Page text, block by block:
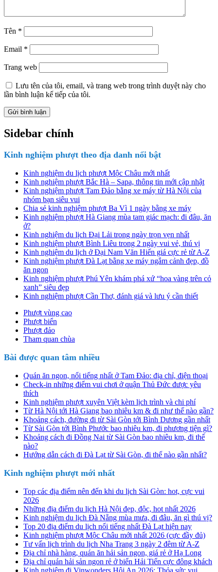
Tên *
Email *
Trang web
Lưu tên của tôi, email, và trang web trong trình duyệt này cho
lần bình luận kế tiếp của tôi.
Sidebar chính
Kinh nghiệm phượt theo địa danh nổi bật
Kinh nghiệm du lịch phượt Mộc Châu mới nhất
Kinh nghiệm phượt Bắc Hà – Sapa, thông tin mới cập nhật
Kinh nghiệm phượt Tam Đảo bằng xe máy từ Hà Nội của
nhóm bạn siêu vui
Chia sẻ kinh nghiệm phượt Ba Vì 1 ngày bằng xe máy
Kinh nghiệm phượt Hà Giang mùa tam giác mạch: đi đâu, ăn
ở?
Kinh nghiệm du lịch Đại Lải trong ngày trọn vẹn nhất
Kinh nghiệm phượt Bình Liêu trong 2 ngày vui vẻ, thú vị
Kinh nghiệm du lịch ở Đại Nam Văn Hiến giá cực rẻ từ A-Z
Kinh nghiệm phượt Đà Lạt bằng xe máy ngắm cảnh đẹp, đồ
ăn ngon
Kinh nghiệm phượt Phú Yên khám phá xứ “hoa vàng trên cỏ
xanh” siêu đẹp
Kinh nghiệm phượt Cần Thơ, đánh giá và lưu ý cần thiết
Phượt vùng cao
Phượt biển
Phượt đảo
Tham quan chùa
Bài được quan tâm nhiều
Quán ăn ngon, nổi tiếng nhất ở Tam Đảo: địa chỉ, điện thoại
Check-in những điểm vui chơi ở quận Thủ Đức được yêu
thích
Kinh nghiệm phượt xuyên Việt kèm lịch trình và chi phí
Từ Hà Nội tới Hà Giang bao nhiêu km & đi như thế nào gần?
Khoảng cách, đường đi từ Sài Gòn tới Bình Dương gần nhất
Từ Sài Gòn tới Bình Phước bao nhiêu km, đi phương tiện gì?
Khoảng cách đi Đồng Nai từ Sài Gòn bao nhiêu km, đi thế
nào?
Hướng dẫn cách đi Đà Lạt từ Sài Gòn, đi thế nào gần nhất?
Kinh nghiệm phượt mới nhất
Top các địa điểm nên đến khi du lịch Sài Gòn: hot, cực vui
2026
Những địa điểm du lịch Hà Nội đẹp, độc, hot nhất 2026
Kinh nghiệm du lịch Đà Nẵng mùa mưa, đi đâu, ăn gì thú vị?
Top 20 địa điểm du lịch nổi tiếng nhất Đà Lạt hiện nay
Kinh nghiệm phượt Mộc Châu mới nhất 2026 (cực đầy đủ)
Tư vấn lịch trình du lịch Nha Trang 3 ngày 2 đêm từ A-Z
Địa chỉ nhà hàng, quán ăn hải sản ngon, giá rẻ ở Hạ Long
Địa chỉ quán hải sản ngon rẻ ở biển Hải Tiến cực đông khách
Kinh nghiệm đi Vinwonders Hội An 2026: Thỏa sức vui